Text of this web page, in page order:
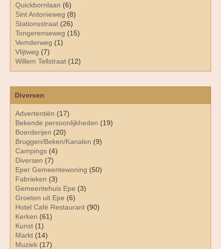
Diversen
Advertentiën (17)
Bekende persoonlijkheden (19)
Boerderijen (20)
Bruggen/Beken/Kanalen (9)
Campings (4)
Diversen (7)
Eper Gemeentewoning (50)
Fabrieken (3)
Gemeentehuis Epe (3)
Groeten uit Epe (6)
Hotel Café Restaurant (90)
Kerken (61)
Kunst (1)
Markt (14)
Muziek (17)
Quickbornlaan (6)
Sint Antonieweg (8)
Stationsstraat (26)
Tongerenseweg (15)
Vemderweg (1)
Vlijtweg (7)
Willem Tellstraat (12)